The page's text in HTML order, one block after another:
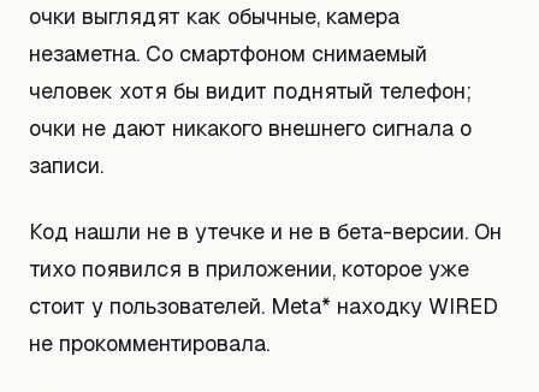
очки выглядят как обычные, камера
незаметна. Со смартфоном снимаемый
человек хотя бы видит поднятый телефон;
очки не дают никакого внешнего сигнала о
записи.
Код нашли не в утечке и не в бета-версии. Он
тихо появился в приложении, которое уже
стоит у пользователей. Meta* находку WIRED
не прокомментировала.